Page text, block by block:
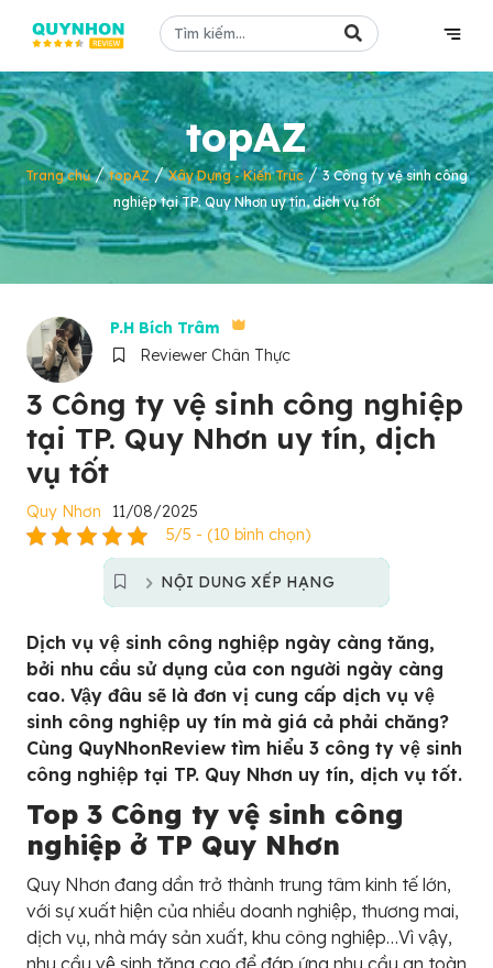
topAZ
Trang chủ/topAZ/Xây Dựng - Kiến Trúc/3 Công ty vệ sinh công
nghiệp tại TP. Quy Nhơn uy tín, dịch vụ tốt
P.H Bích Trâm
Reviewer Chân Thực
3 Công ty vệ sinh công nghiệp
tại TP. Quy Nhơn uy tín, dịch
vụ tốt
Quy Nhơn
11/08/2025
5/5 - (10 bình chọn)
NỘI DUNG XẾP HẠNG
Dịch vụ vệ sinh công nghiệp ngày càng tăng,
bởi nhu cầu sử dụng của con người ngày càng
cao. Vậy đâu sẽ là đơn vị cung cấp dịch vụ vệ
sinh công nghiệp uy tín mà giá cả phải chăng?
Cùng QuyNhonReview tìm hiểu 3 công ty vệ sinh
công nghiệp tại TP. Quy Nhơn uy tín, dịch vụ tốt.
Top 3 Công ty vệ sinh công
nghiệp ở TP Quy Nhơn
Quy Nhơn đang dần trở thành trung tâm kinh tế lớn,
với sự xuất hiện của nhiều doanh nghiệp, thương mai,
dịch vụ, nhà máy sản xuất, khu công nghiệp…Vì vậy,
nhu cầu vệ sinh tăng cao để đáp ứng nhu cầu an toàn